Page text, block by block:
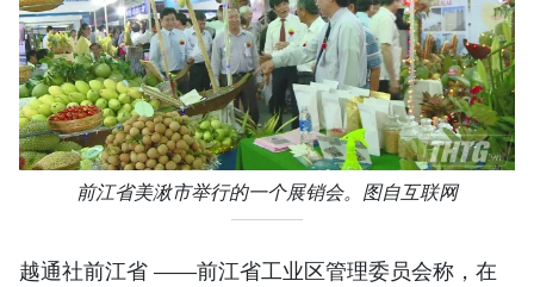
前江省美湫市举行的一个展销会。图自互联网
越通社前江省 ——前江省工业区管理委员会称，在